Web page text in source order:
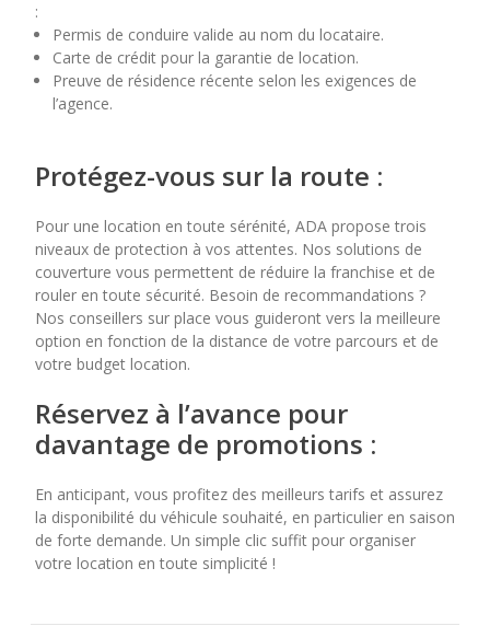
:
Permis de conduire valide au nom du locataire.
Carte de crédit pour la garantie de location.
Preuve de résidence récente selon les exigences de
l’agence.
Protégez-vous sur la route :
Pour une location en toute sérénité, ADA propose trois
niveaux de protection à vos attentes. Nos solutions de
couverture vous permettent de réduire la franchise et de
rouler en toute sécurité. Besoin de recommandations ?
Nos conseillers sur place vous guideront vers la meilleure
option en fonction de la distance de votre parcours et de
votre budget location.
Réservez à l’avance pour
davantage de promotions :
En anticipant, vous profitez des meilleurs tarifs et assurez
la disponibilité du véhicule souhaité, en particulier en saison
de forte demande. Un simple clic suffit pour organiser
votre location en toute simplicité !